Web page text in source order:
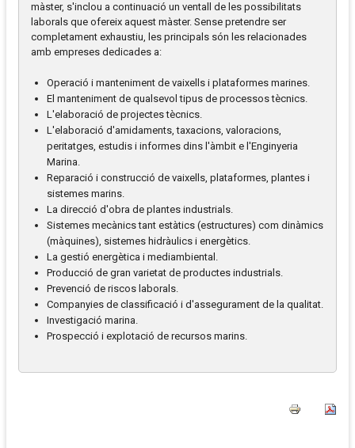
màster, s'inclou a continuació un ventall de les possibilitats
laborals que ofereix aquest màster. Sense pretendre ser
completament exhaustiu, les principals són les relacionades
amb empreses dedicades a:
Operació i manteniment de vaixells i plataformes marines.
El manteniment de qualsevol tipus de processos tècnics.
L'elaboració de projectes tècnics.
L'elaboració d'amidaments, taxacions, valoracions,
peritatges, estudis i informes dins l'àmbit e l'Enginyeria
Marina.
Reparació i construcció de vaixells, plataformes, plantes i
sistemes marins.
La direcció d'obra de plantes industrials.
Sistemes mecànics tant estàtics (estructures) com dinàmics
(màquines), sistemes hidràulics i energètics.
La gestió energètica i mediambiental.
Producció de gran varietat de productes industrials.
Prevenció de riscos laborals.
Companyies de classificació i d'assegurament de la qualitat.
Investigació marina.
Prospecció i explotació de recursos marins.